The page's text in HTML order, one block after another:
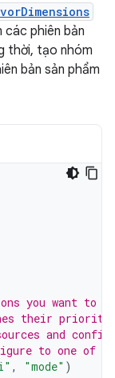
phiên bản
thời, tạo nhóm
bản sản phẩm
you want to
their
and
to one of
, "mode" )